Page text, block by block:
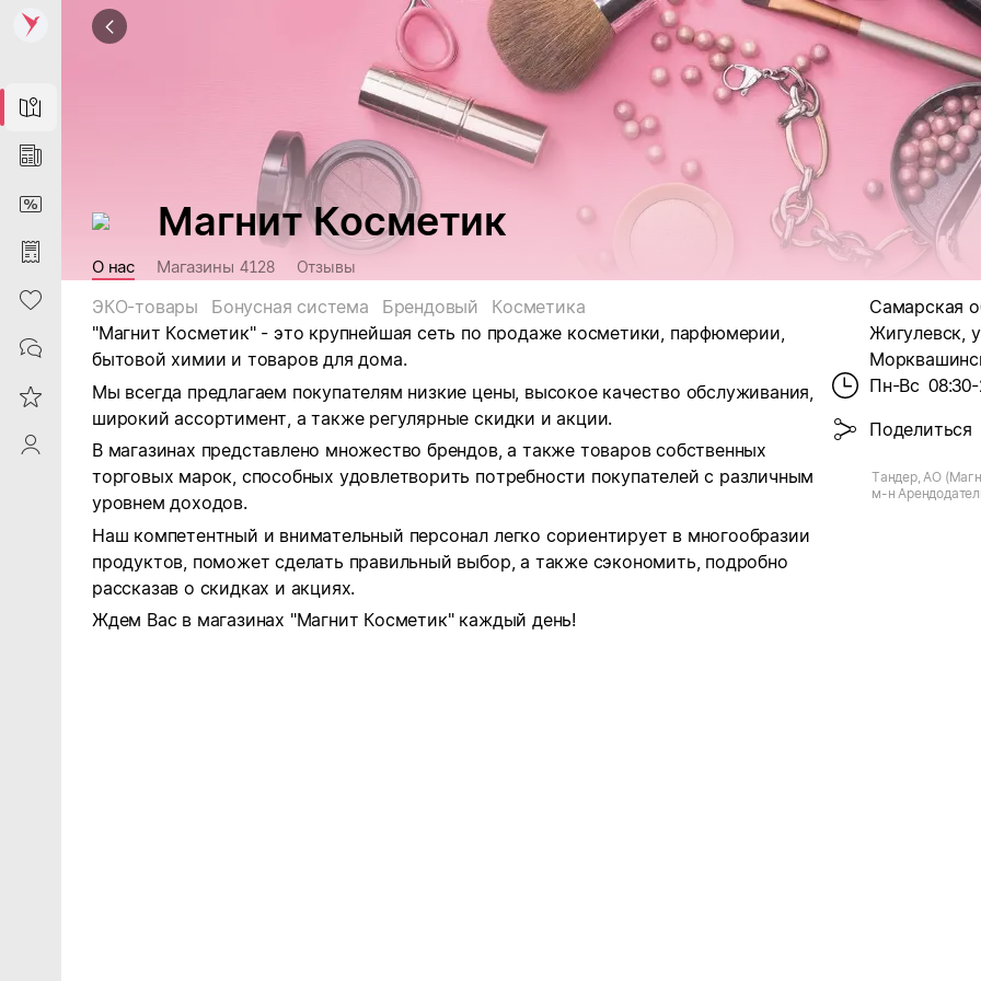
Map
News
DiscountCard
Purchases
Heart
Contacts
Reviews
ProfileSaby
Магнит Косметик
О нас Магазины 4128 Отзывы
ЭКО-товары Бонусная система Брендовый
Косметика
"Магнит Косметик" - это крупнейшая сеть по продаже косметики, парфюмерии,
бытовой химии и товаров для дома.
Мы всегда предлагаем покупателям низкие цены, высокое качество обслуживания,
широкий ассортимент, а также регулярные скидки и акции.
В магазинах представлено множество брендов, а также товаров собственных
торговых марок, способных удовлетворить потребности покупателей с различным
уровнем доходов.
Наш компетентный и внимательный персонал легко сориентирует в многообразии
продуктов, поможет сделать правильный выбор, а также сэкономить, подробно
рассказав о скидках и акциях.
Ждем Вас в магазинах "Магнит Косметик" каждый день!
Самарская
Жигулевск,
Пн-Вс
Поделиться
Тандер, АО
м-н